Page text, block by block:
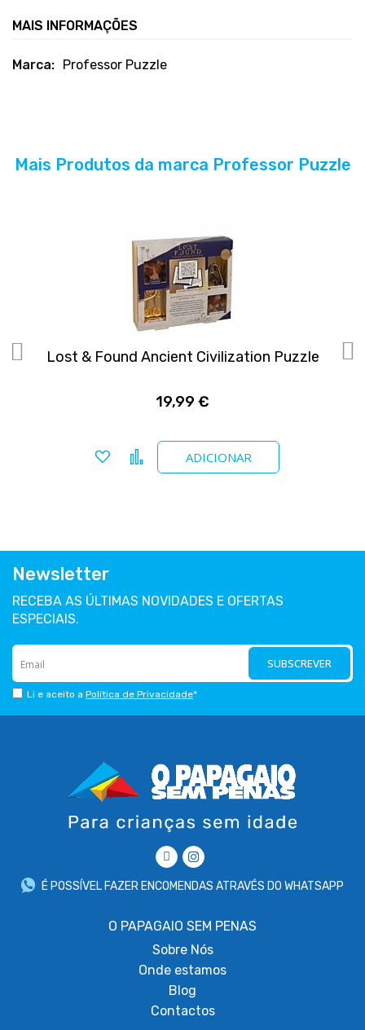
MAIS INFORMAÇÕES
Mais
Professor Puzzle
Mais Produtos da marca Professor Puzzle
Lost & Found Ancient Civilization Puzzle
19,99 €
ADICIONAR
Adicionar a favoritos
Comparar
Newsletter
RECEBA AS ÚLTIMAS NOVIDADES E OFERTAS
ESPECIAIS.
SUBSCREVER
Li e aceito a Política de Privacidade*
É POSSÍVEL FAZER ENCOMENDAS ATRAVÉS DO WHATSAPP
O PAPAGAIO SEM PENAS
Sobre Nós
Onde estamos
Blog
Contactos